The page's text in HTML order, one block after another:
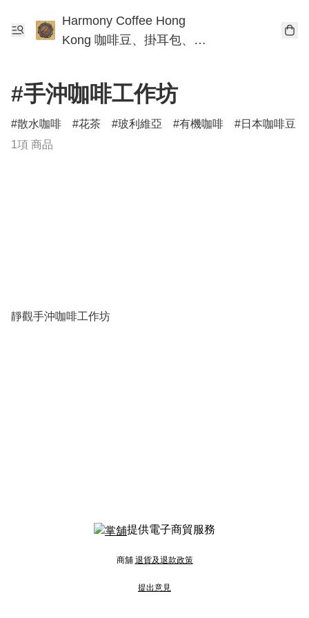
Harmony Coffee Hong
Kong 咖啡豆、掛耳包、手
#手沖咖啡工作坊
散水咖啡 花茶 玻利維亞 有機咖啡
日本咖啡豆
1項 商品
靜觀手沖咖啡工作坊
提供電子商貿服務
商舖 退貨及退款政策
提出意見